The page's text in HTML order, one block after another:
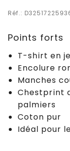
Réf.:
Points forts
T-shirt en
Encolure
Manches
Chestprint
palmiers
Coton pur
Idéal pour